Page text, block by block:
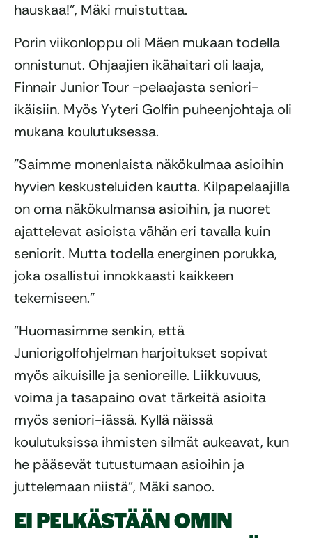
hauskaa!”, Mäki muistuttaa.
Porin viikonloppu oli Mäen mukaan todella
onnistunut. Ohjaajien ikähaitari oli laaja,
Finnair Junior Tour -pelaajasta seniori-
ikäisiin. Myös Yyteri Golfin puheenjohtaja oli
mukana koulutuksessa.
”Saimme monenlaista näkökulmaa asioihin
hyvien keskusteluiden kautta. Kilpapelaajilla
on oma näkökulmansa asioihin, ja nuoret
ajattelevat asioista vähän eri tavalla kuin
seniorit. Mutta todella energinen porukka,
joka osallistui innokkaasti kaikkeen
tekemiseen.”
”Huomasimme senkin, että
Juniorigolfohjelman harjoitukset sopivat
myös aikuisille ja senioreille. Liikkuvuus,
voima ja tasapaino ovat tärkeitä asioita
myös seniori-iässä. Kyllä näissä
koulutuksissa ihmisten silmät aukeavat, kun
he pääsevät tutustumaan asioihin ja
juttelemaan niistä”, Mäki sanoo.
EI PELKÄSTÄÄN OMIN